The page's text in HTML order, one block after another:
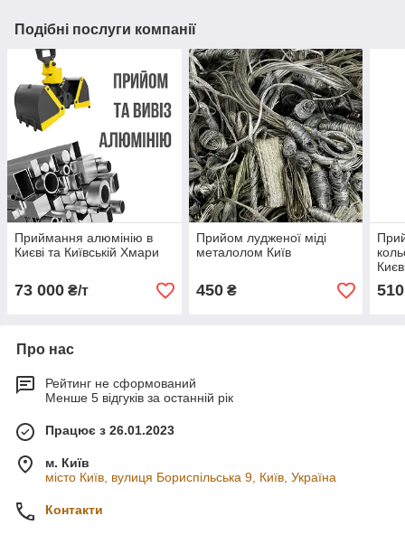
Подібні послуги компанії
Приймання алюмінію в
Києві та Київській Хмари
73 000 ₴/т
Прийом лудженої міді
металолом Київ
450₴
Про нас
Рейтинг не сформований
Менше 5 відгуків за останній рік
Працює з 26.01.2023
м. Київ
місто Київ, вулиця Бориспільська 9, Київ, Україна
Контакти